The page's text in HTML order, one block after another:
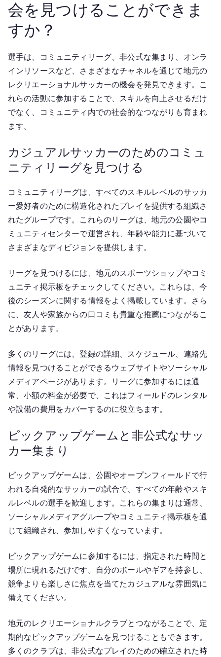
会を見つけることができま
すか？
選手は、コミュニティリーグ、非公式な集まり、オンラ
インリソースなど、さまざまなチャネルを通じて地元の
レクリエーショナルサッカーの機会を発見できます。こ
れらの活動に参加することで、スキルを向上させるだけ
でなく、コミュニティ内での社会的なつながりも育まれ
ます。
カジュアルサッカーのためのコミュ
ニティリーグを見つける
コミュニティリーグは、すべてのスキルレベルのサッカ
ー愛好者のために構造化されたプレイを提供する組織さ
れたグループです。これらのリーグは、地元の公園やコ
ミュニティセンターで運営され、年齢や能力に基づいて
さまざまなディビジョンを提供します。
リーグを見つけるには、地元のスポーツショップやコミ
ュニティ掲示板をチェックしてください。これらは、今
後のシーズンに関する情報をよく掲載しています。さら
に、友人や家族からの口コミも貴重な推薦につながるこ
とがあります。
多くのリーグには、登録の詳細、スケジュール、連絡先
情報を見つけることができるウェブサイトやソーシャル
メディアページがあります。リーグに参加するには通
常、小額の料金が必要で、これはフィールドのレンタル
や設備の費用をカバーするのに役立ちます。
ピックアップゲームと非公式なサッ
カー集まり
ピックアップゲームは、公園やオープンフィールドで行
われる自発的なサッカーの試合で、すべての年齢やスキ
ルレベルの選手を歓迎します。これらの集まりは通常、
ソーシャルメディアグループやコミュニティ掲示板を通
じて組織され、参加しやすくなっています。
ピックアップゲームに参加するには、指定された時間と
場所に現れるだけです。自分のボールやギアを持参し、
競争よりも楽しさに焦点を当てたカジュアルな雰囲気に
備えてください。
地元のレクリエーショナルクラブとつながることで、定
期的なピックアップゲームを見つけることもできます。
多くのクラブは、非公式なプレイのための確立された時